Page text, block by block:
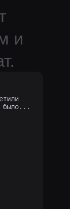
и
было...